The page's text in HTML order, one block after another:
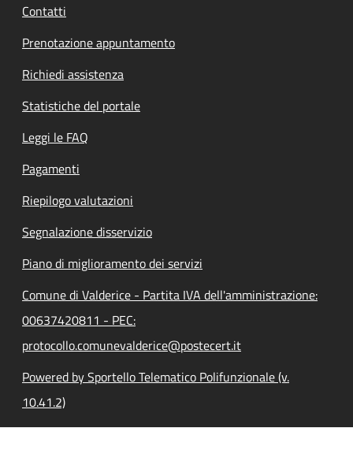
Contatti
Prenotazione appuntamento
Richiedi assistenza
Statistiche del portale
Leggi le FAQ
Pagamenti
Riepilogo valutazioni
Segnalazione disservizio
Piano di miglioramento dei servizi
Comune di Valderice - Partita IVA dell'amministrazione:
00637420811 - PEC:
protocollo.comunevalderice@postecert.it
Powered by Sportello Telematico Polifunzionale (v.
10.41.2)